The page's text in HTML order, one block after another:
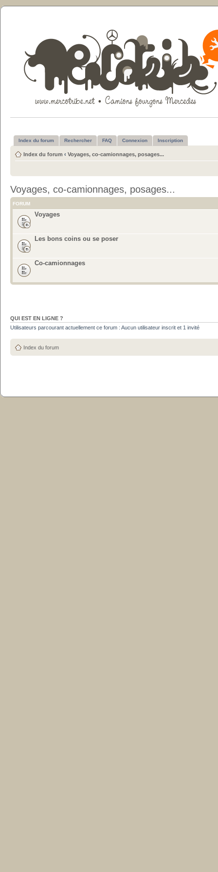
Index du forum Rechercher FAQ Connexion Inscription
Index du forum ‹ Voyages, co-camionnages, posages...
Voyages, co-camionnages, posages...
FORUM
Voyages
Les bons coins ou se poser
Co-camionnages
QUI EST EN LIGNE ?
Utilisateurs parcourant actuellement ce forum : Aucun utilisateur inscrit et 1 invité
Index du forum